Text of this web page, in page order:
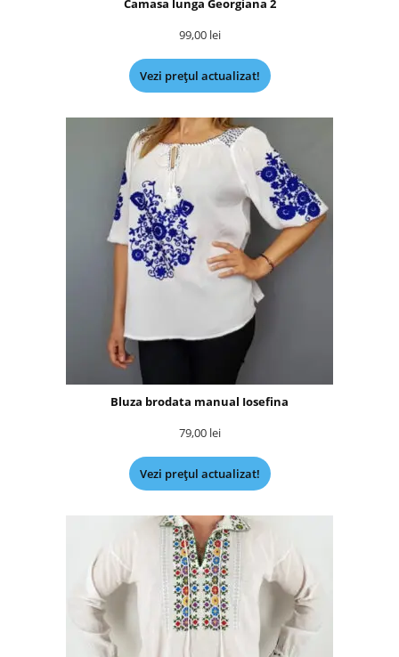
Camasa lunga Georgiana 2
99,00 lei
Vezi prețul actualizat!
Bluza brodata manual Iosefina
79,00 lei
Vezi prețul actualizat!